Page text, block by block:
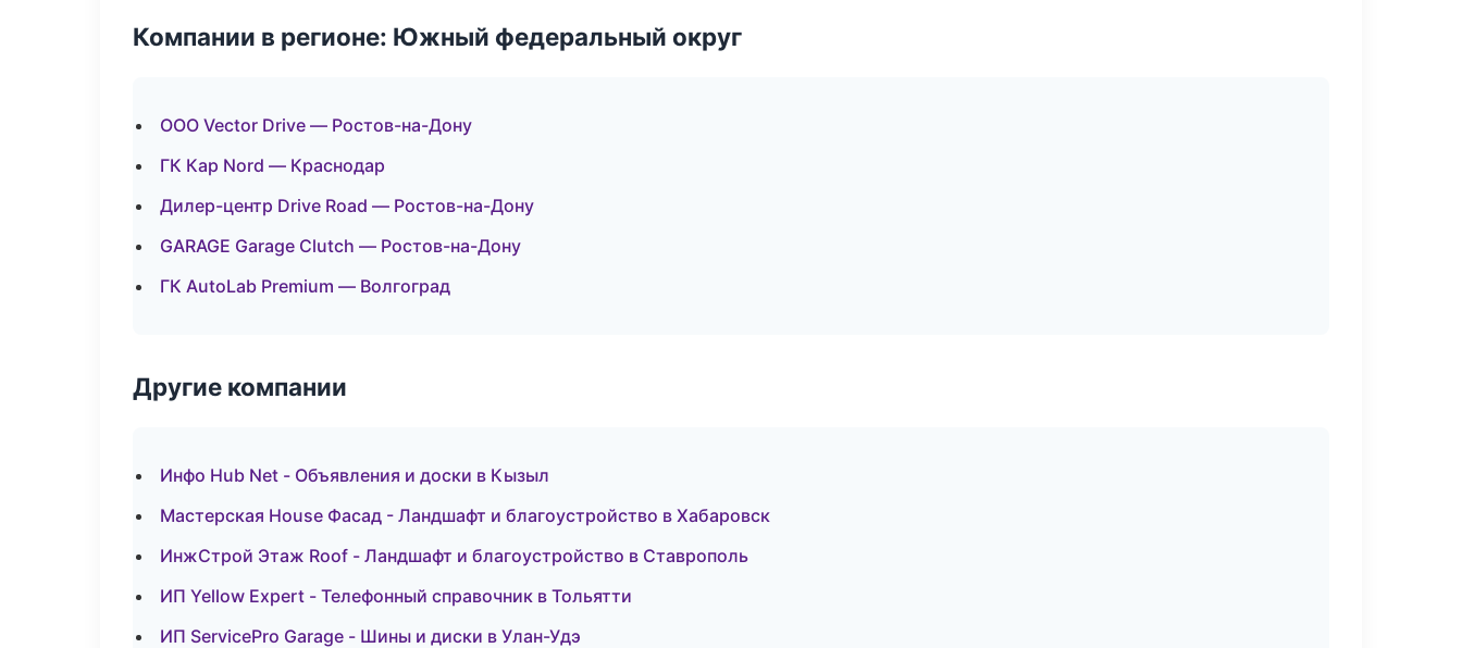
Компании в регионе: Южный федеральный округ
ООО Vector Drive — Ростов-на-Дону
ГК Кар Nord — Краснодар
Дилер-центр Drive Road — Ростов-на-Дону
GARAGE Garage Clutch — Ростов-на-Дону
ГК AutoLab Premium — Волгоград
Другие компании
Инфо Hub Net - Объявления и доски в Кызыл
Мастерская House Фасад - Ландшафт и благоустройство в Хабаровск
ИнжСтрой Этаж Roof - Ландшафт и благоустройство в Ставрополь
ИП Yellow Expert - Телефонный справочник в Тольятти
ИП ServicePro Garage - Шины и диски в Улан-Удэ